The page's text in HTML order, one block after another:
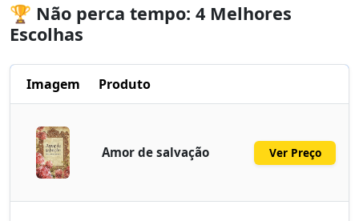
🏆 Não perca tempo: 4 Melhores
Escolhas
Imagem Produto
Amor de salvação Ver Preço